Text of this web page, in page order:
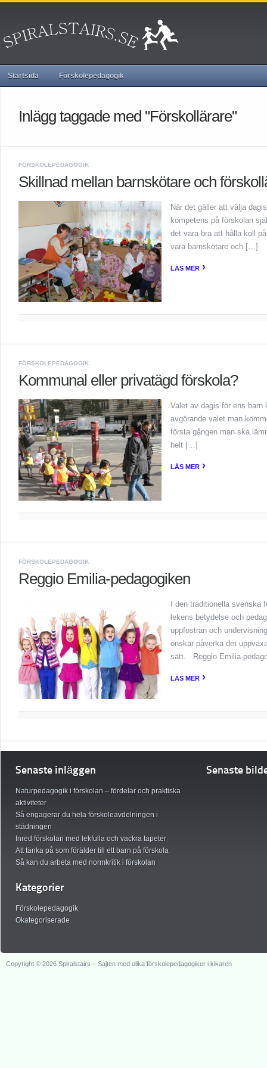
Startsida Förskolepedagogik
Inlägg taggade med "Förskollärare"
FÖRSKOLEPEDAGOGIK
Skillnad mellan barnskötare och
När det gäller att välja
kompetens på förskolan
det vara bra att hålla koll
vara barnskötare och […]
LÄS MER ›
FÖRSKOLEPEDAGOGIK
Kommunal eller privatägd förskola?
Valet av dagis för ens
avgörande valet man
första gången man ska
helt […]
LÄS MER ›
FÖRSKOLEPEDAGOGIK
Reggio Emilia-pedagogiken
I den traditionella svenska
lekens betydelse och
uppfostran och
önskar påverka det
sätt. Reggio Emilia-
LÄS MER ›
Senaste inläggen
Naturpedagogik i förskolan – fördelar och praktiska
aktiviteter
Så engagerar du hela förskoleavdelningen i
städningen
Inred förskolan med lekfulla och vackra tapeter
Att tänka på som förälder till ett barn på förskola
Så kan du arbeta med normkritik i förskolan
Kategorier
Förskolepedagogik
Okategoriserade
Senaste
Copyright © 2026 Spiralstairs – Sajten med olika förskolepedagogiker i kikaren